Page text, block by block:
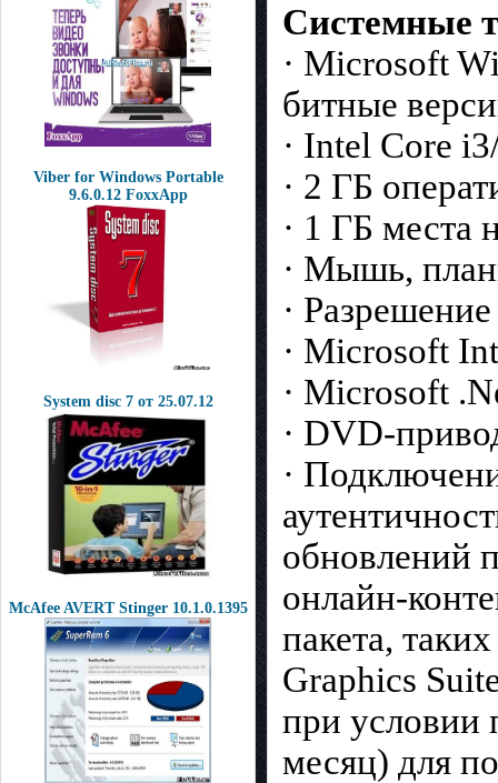
Viber for Windows Portable
9.6.0.12 FoxxApp
System disc 7 от 25.07.12
McAfee AVERT Stinger 10.1.0.1395
Системные
· Microsoft
битные
· Intel Core
· 2 ГБ
· 1 ГБ места
· Мышь,
·
· Microsoft
· Microsoft
· DVD-
·
обновлений
онлайн-
пакета,
Graphics
при условии
месяц) для